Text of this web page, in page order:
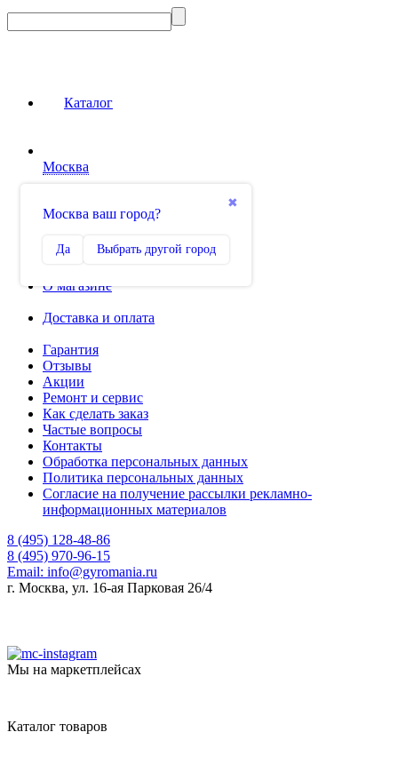
Каталог
Москва
✖
Москва ваш город?
Да Выбрать другой город
0
Избранное
О магазине
Доставка и оплата
Гарантия
Отзывы
Акции
Ремонт и сервис
Как сделать заказ
Частые вопросы
Контакты
Обработка персональных данных
Политика персональных данных
Согласие на получение рассылки рекламно-
информационных материалов
8 (495) 128-48-86
8 (495) 970-96-15
Email: info@gyromania.ru
г. Москва, ул. 16-ая Парковая 26/4
Мы на маркетплейсах
Каталог товаров